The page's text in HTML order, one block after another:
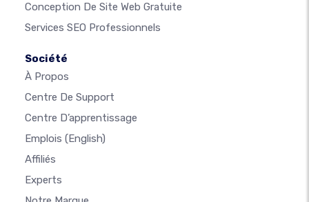
Conception De Site Web Gratuite
Services SEO Professionnels
Société
À Propos
Centre De Support
Centre D’apprentissage
Emplois (English)
Affiliés
Experts